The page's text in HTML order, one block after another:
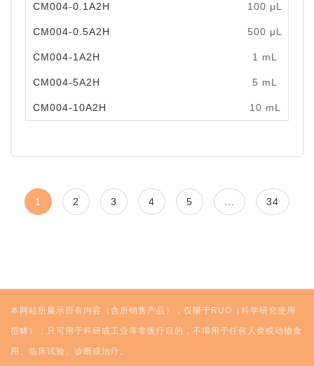
CM004-0.1A2H 100 μL
CM004-0.5A2H 500 μL
CM004-1A2H 1 mL
CM004-5A2H 5 mL
CM004-10A2H 10 mL
1 2 3 4 5 34
本网站所展示所有内容（含所销售产品），仅限于RUO（科学研究使用
范畴）；只可用于科研或工业等非医疗目的，不得用于任何人类或动物食
用、临床试验、诊断或治疗。